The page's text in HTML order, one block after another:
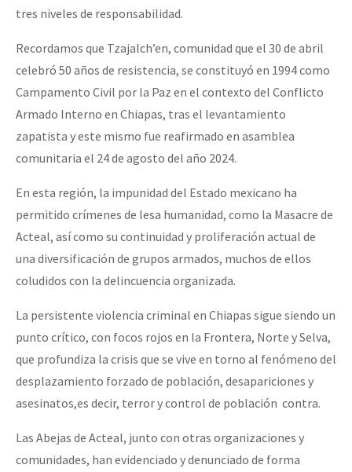
Otras secciones
Semillero Guerra contra la Humanidad. (Las poblaciones y
la naturaleza bajo asedio)
Libros para descargar
Medios Libres
COVID-19
Eventos
Contacto
tres niveles de responsabilidad.
Recordamos que Tzajalch’en, comunidad que el 30 de abril
celebró 50 años de resistencia, se constituyó en 1994 como
Campamento Civil por la Paz en el contexto del Conflicto
Armado Interno en Chiapas, tras el levantamiento
zapatista y este mismo fue reafirmado en asamblea
comunitaria el 24 de agosto del año 2024.
En esta región, la impunidad del Estado mexicano ha
permitido crímenes de lesa humanidad, como la Masacre de
Acteal, así como su continuidad y proliferación actual de
una diversificación de grupos armados, muchos de ellos
coludidos con la delincuencia organizada.
La persistente violencia criminal en Chiapas sigue siendo un
punto crítico, con focos rojos en la Frontera, Norte y Selva,
que profundiza la crisis que se vive en torno al fenómeno del
desplazamiento forzado de población, desapariciones y
asesinatos,es decir, terror y control de población contra.
Las Abejas de Acteal, junto con otras organizaciones y
comunidades, han evidenciado y denunciado de forma